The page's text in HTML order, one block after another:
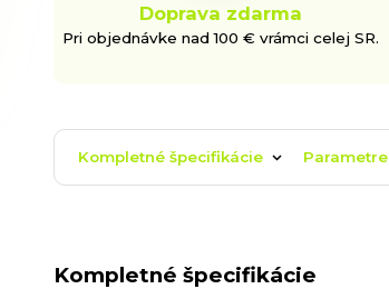
Doprava zdarma
Pri objednávke nad 100 € vrámci celej SR.
Kompletné špecifikácie Parametre
Kompletné špecifikácie